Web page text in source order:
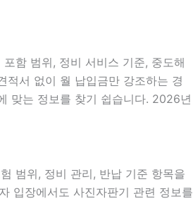
함 범위, 정비 서비스 기준, 중도해
서 없이 월 납입금만 강조하는 경
맞는 정보를 찾기 쉽습니다. 2026년
범위, 정비 관리, 반납 기준 항목을
입장에서도 사진자판기 관련 정보를